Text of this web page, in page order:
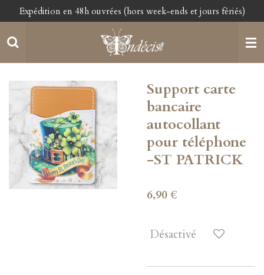
Passer
au
contenu
principal
Expédition en 48h ouvrées (hors week-ends et jours fériés)
Support carte
bancaire
autocollant
pour téléphone
-ST PATRICK
6,90 €
Désactivé